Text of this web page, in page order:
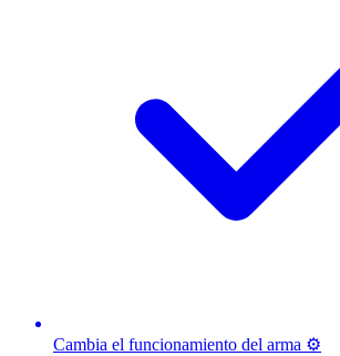
Cambia el funcionamiento del arma ⚙️